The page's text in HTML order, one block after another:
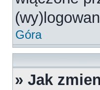
Góra
» Jak